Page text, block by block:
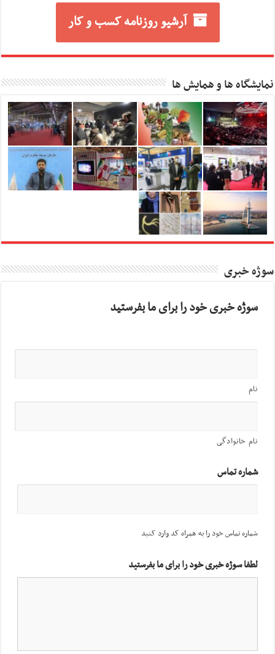
آرشیو روزنامه کسب و کار
نمایشگاه ها و همایش ها
سوژه خبری
سوژه خبری خود را برای ما بفرستید
نام
نام خانوادگی
شماره تماس
شماره تماس خود را به همراه کد وارد کنید
لطفا سوژه خبری خود را برای ما بفرستید